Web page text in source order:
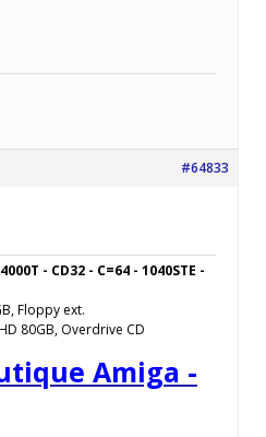
#64833
- CD32 - C=64 - 1040STE -
Floppy ext.
80GB, Overdrive CD
Amiga -